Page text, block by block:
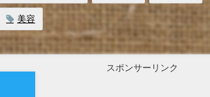
美容
スポンサーリンク